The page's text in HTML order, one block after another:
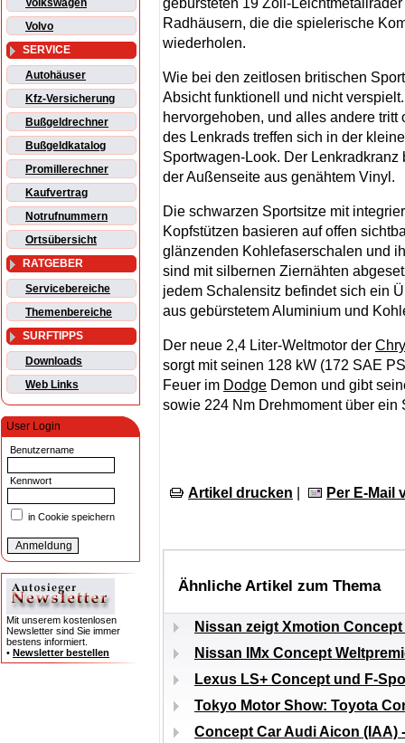
Volkswagen
Volvo
SERVICE
Autohäuser
Kfz-Versicherung
Bußgeldrechner
Bußgeldkatalog
Promillerechner
Kaufvertrag
Notrufnummern
Ortsübersicht
RATGEBER
Servicebereiche
Themenbereiche
SURFTIPPS
Downloads
Web Links
User Login
Benutzername
Kennwort
in Cookie speichern
Mit unserem kostenlosen
Newsletter sind Sie immer
bestens informiert.
• Newsletter bestellen
gebürsteten 19 Zoll-
Radhäusern, die die spielerische
wiederholen.
Wie bei den zeitlosen britischen
Absicht funktionell und nicht
hervorgehoben, und alles andere
des Lenkrads treffen sich in der
Sportwagen-Look. Der
der Außenseite aus genähtem Vinyl.
Die schwarzen Sportsitze mit
Kopfstützen basieren auf offen
glänzenden Kohlefaserschalen und
sind mit silbernen Ziernähten
jedem Schalensitz befindet sich ein
aus gebürstetem Aluminium und
Der neue 2,4 Liter-Weltmotor der
sorgt mit seinen 128 kW (172 SAE
Feuer im Dodge Demon und gibt
sowie 224 Nm Drehmoment über
Artikel drucken Per E-Mail
Ähnliche Artikel zum Thema
Nissan zeigt Xmotion
Nissan IMx Concept
Lexus LS+ Concept und F-
Tokyo Motor Show: Toyota
Concept Car Audi Aicon (IAA)